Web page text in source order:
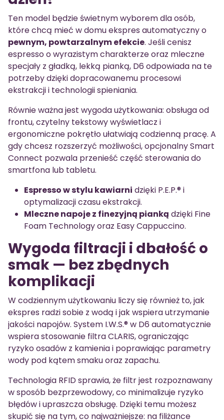
Ten model będzie świetnym wyborem dla osób,
które chcą mieć w domu ekspres automatyczny o
pewnym, powtarzalnym efekcie. Jeśli cenisz
espresso o wyrazistym charakterze oraz mleczne
specjały z gładką, lekką pianką, D6 odpowiada na te
potrzeby dzięki dopracowanemu procesowi
ekstrakcji i technologii spieniania.
Równie ważna jest wygoda użytkowania: obsługa od
frontu, czytelny tekstowy wyświetlacz i
ergonomiczne pokrętło ułatwiają codzienną pracę. A
gdy chcesz rozszerzyć możliwości, opcjonalny Smart
Connect pozwala przenieść część sterowania do
smartfona lub tabletu.
Espresso w stylu kawiarni dzięki P.E.P.® i
optymalizacji czasu ekstrakcji.
Mleczne napoje z finezyjną pianką dzięki Fine
Foam Technology oraz Easy Cappuccino.
Wygoda filtracji i dbałość o
smak — bez zbędnych
komplikacji
W codziennym użytkowaniu liczy się również to, jak
ekspres radzi sobie z wodą i jak wspiera utrzymanie
jakości napojów. System I.W.S.® w D6 automatycznie
wspiera stosowanie filtra CLARIS, ograniczając
ryzyko osadów z kamienia i poprawiając parametry
wody pod kątem smaku oraz zapachu.
Technologia RFID sprawia, że filtr jest rozpoznawany
w sposób bezprzewodowy, co minimalizuje ryzyko
błędów i upraszcza obsługę. Dzięki temu możesz
skupić się na tym, co najważniejsze: na filiżance